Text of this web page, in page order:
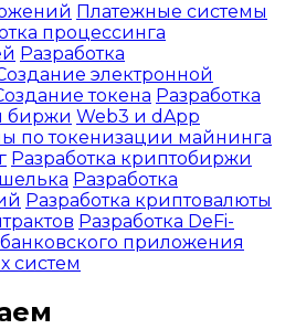
Платежные системы
процессинга
Разработка
электронной
токена Разработка
биржи Web3 и dApp
по токенизации майнинга
Разработка криптобиржи
Разработка
Разработка криптовалюты
Разработка DeFi-
банковского приложения
систем